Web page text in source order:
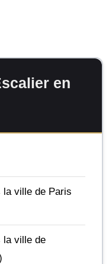
en
la ville de Paris
la ville de